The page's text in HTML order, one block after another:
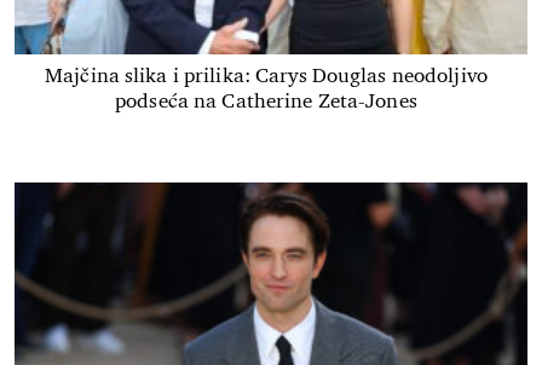
Majčina slika i prilika: Carys Douglas neodoljivo
podseća na Catherine Zeta-Jones